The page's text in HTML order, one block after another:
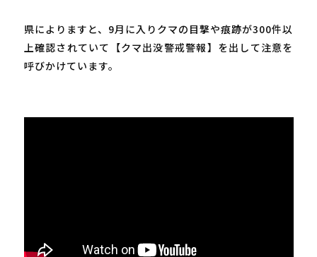
県によりますと、9月に入りクマの目撃や痕跡が300件以
上確認されていて【クマ出没警戒警報】を出して注意を
呼びかけています。